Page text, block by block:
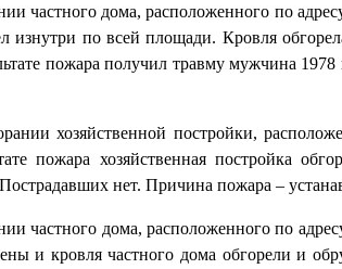
частного дома, расположенного по
изнутри по всей площади. Кровля
пожара получил травму мужчина
хозяйственной постройки,
пожара хозяйственная постройка
нет. Причина пожара –
частного дома, расположенного по
и кровля частного дома обгорели и